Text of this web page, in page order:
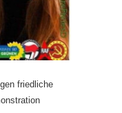
friedliche